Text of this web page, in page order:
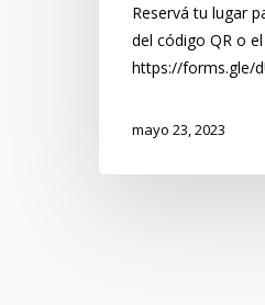
Reservá tu lugar
del código QR o el
https://forms.gle/
mayo 23, 2023